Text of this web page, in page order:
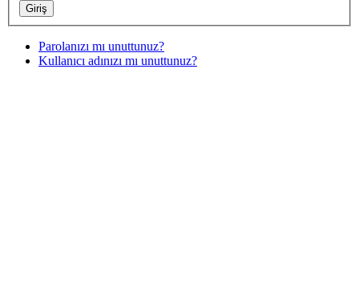
Parolanızı mı unuttunuz?
Kullanıcı adınızı mı unuttunuz?